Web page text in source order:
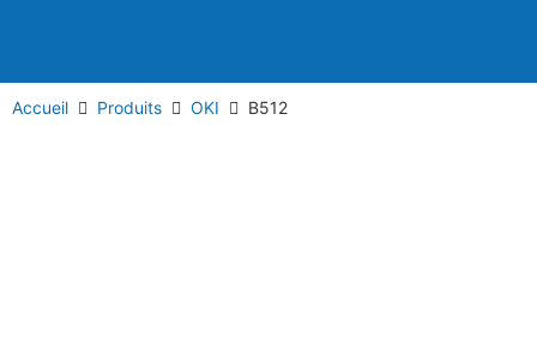
Accueil Produits OKI B512